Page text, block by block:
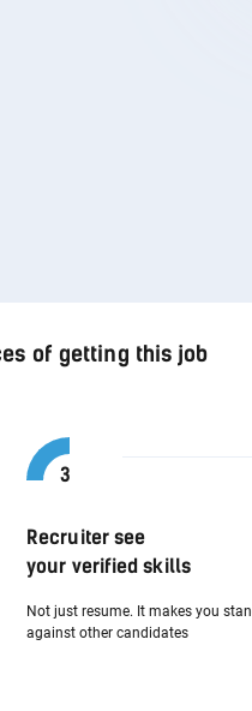
of getting this job
Recruiter see
your verified skills
Not just resume. It makes you
against other candidates